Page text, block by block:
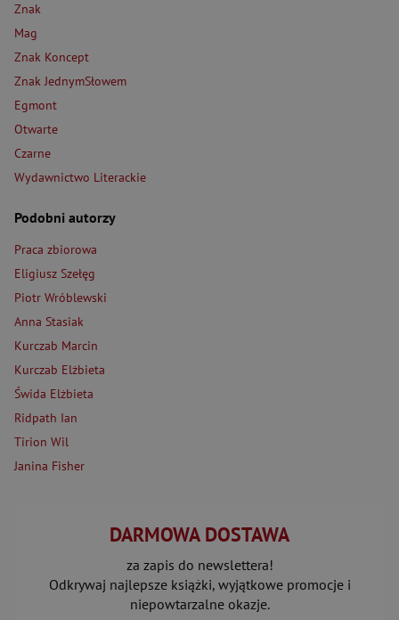
Znak
Mag
Znak Koncept
Znak JednymSłowem
Egmont
Otwarte
Czarne
Wydawnictwo Literackie
Podobni autorzy
Praca zbiorowa
Eligiusz Szełęg
Piotr Wróblewski
Anna Stasiak
Kurczab Marcin
Kurczab Elżbieta
Świda Elżbieta
Ridpath Ian
Tirion Wil
Janina Fisher
DARMOWA DOSTAWA
za zapis do newslettera!
Odkrywaj najlepsze książki, wyjątkowe promocje i
niepowtarzalne okazje.